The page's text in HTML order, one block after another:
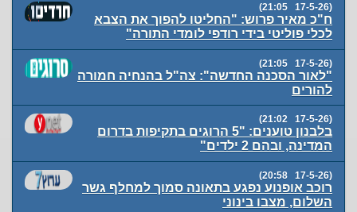
(17-5-26 21:05)
ח"כ מאיר פרוש: "החליטו להפוך את הצבא
לכלי פוליטי בידי רודפי לומדי התורה"
(17-5-26 21:05)
"לאור הסכנה החדשה": צה"ל בהנחיה חמורה
להורים
(17-5-26 21:02)
בלבנון טוענים: "5 הרוגים בתקיפות בדרום
המדינה, ובהם 2 ילדים"
(17-5-26 20:58)
רוכב אופנוע נפגע בתאונה סמוך למחלף גשר
השלום, מצבו בינוני